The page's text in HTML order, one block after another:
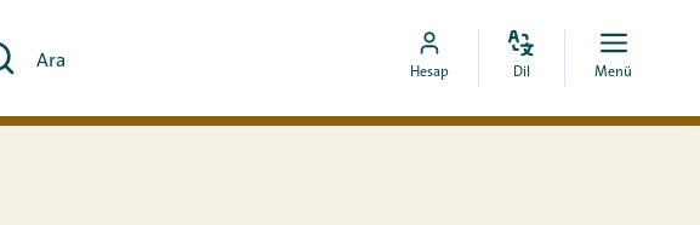
Ara
MyCOA
hesabına
Hesap
Dili
Dil
Aç
Menü